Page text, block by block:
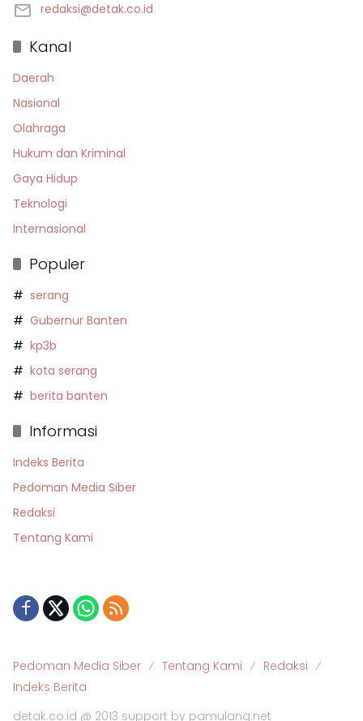
redaksi@detak.co.id
Kanal
Daerah
Nasional
Olahraga
Hukum dan Kriminal
Gaya Hidup
Teknologi
Internasional
Populer
serang
Gubernur Banten
kp3b
kota serang
berita banten
Informasi
Indeks Berita
Pedoman Media Siber
Redaksi
Tentang Kami
Pedoman Media Siber Tentang Kami
Redaksi
Indeks Berita
detak.co.id @ 2013 support by pamulang.net